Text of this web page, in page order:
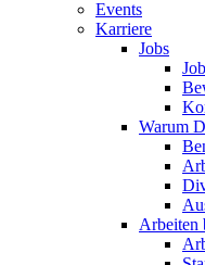
Events
Karriere
Jobs
Warum
Arbeiten